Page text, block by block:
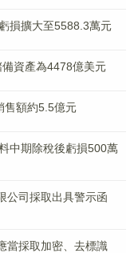
損擴大至5588.3萬元
資產為4478億美元
售額約5.5億元
中期除稅後虧損500萬
公司採取出具警示函
當採取加密、去標識